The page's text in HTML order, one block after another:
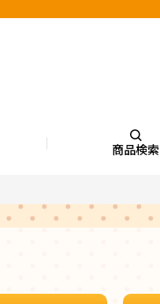
商品検索